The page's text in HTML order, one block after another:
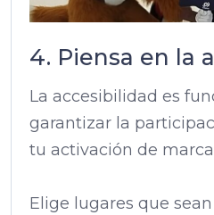
4. Piensa en la
La accesibilidad es
garantizar la
tu activación de
Elige lugares que